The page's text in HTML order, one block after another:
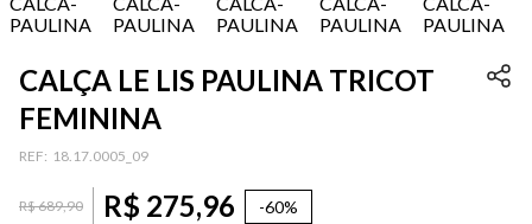
10% OFF NA PRIMEIRA COMPRA*
CALÇA LE LIS PAULINA TRICOT
FEMININA
: 18.17.0005_09
R$689,90 R$ 275,96 -60%